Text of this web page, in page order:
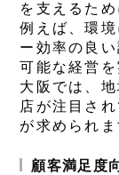
を支えるため
例えば、環
ー効率の良
可能な経営
大阪では、
店が注目さ
が求められま
顧客満足度